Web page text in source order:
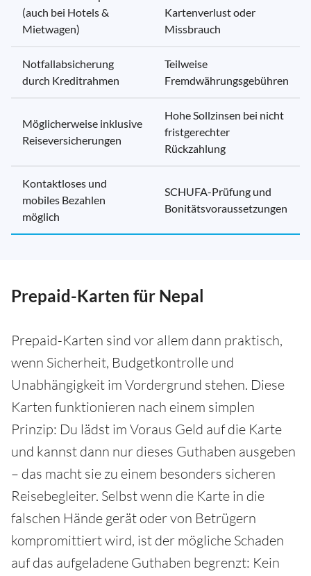
(auch bei Hotels &
Mietwagen)
Kartenverlust oder
Missbrauch
Notfallabsicherung
durch Kreditrahmen
Teilweise
Fremdwährungsgebühren
Möglicherweise inklusive
Reiseversicherungen
Hohe Sollzinsen bei nicht
fristgerechter
Rückzahlung
Kontaktloses und
mobiles Bezahlen
möglich
SCHUFA-Prüfung und
Bonitätsvoraussetzungen
Prepaid-Karten für Nepal
Prepaid-Karten sind vor allem dann praktisch,
wenn Sicherheit, Budgetkontrolle und
Unabhängigkeit im Vordergrund stehen. Diese
Karten funktionieren nach einem simplen
Prinzip: Du lädst im Voraus Geld auf die Karte
und kannst dann nur dieses Guthaben ausgeben
– das macht sie zu einem besonders sicheren
Reisebegleiter. Selbst wenn die Karte in die
falschen Hände gerät oder von Betrügern
kompromittiert wird, ist der mögliche Schaden
auf das aufgeladene Guthaben begrenzt: Kein